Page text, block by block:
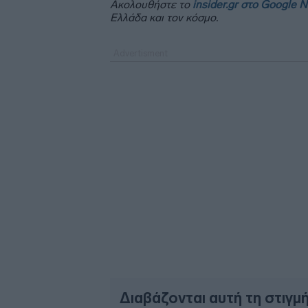
Ακολουθήστε το insider.gr στο Google
Ελλάδα και τον κόσμο.
Διαβάζονται αυτή τη στιγμή